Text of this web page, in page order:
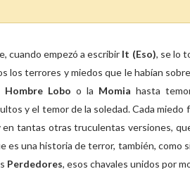
cuando empezó a escribir It (Eso), se lo
los terrores y miedos que le habían
Hombre Lobo o la Momia hasta
y el temor de la soledad. Cada miedo
en tantas otras truculentas versiones,
es una historia de terror, también, como
Perdedores, esos chavales unidos por